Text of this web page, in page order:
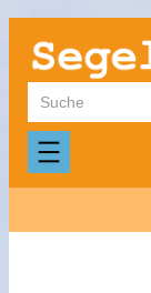
Zum
Inhalt
springen
Suchen